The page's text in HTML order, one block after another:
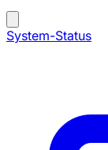
System-Status